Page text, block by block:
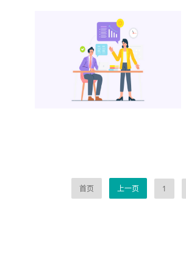
首页 上一页 1